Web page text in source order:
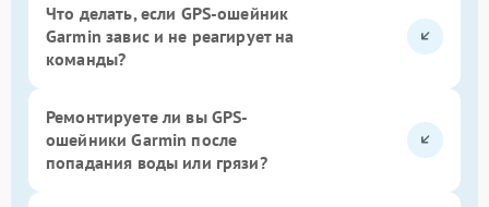
Что делать, если GPS-ошейник
Garmin завис и не реагирует на
команды?
Ремонтируете ли вы GPS-
ошейники Garmin после
попадания воды или грязи?